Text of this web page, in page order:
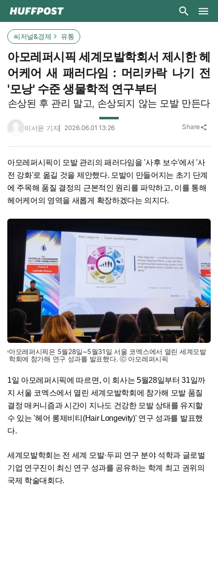
씨저널&경제 유통
아모레퍼시픽 세계모발학회서 제시한 헤
어케어 새 패러다임 : 머리카락 나기 전
'모낭' 수준 생물학적 연구부터
손상된 후 관리 말고, 손상되지 않는 모발 만든다
이서윤 기자 2026.06.01 13:26 Share share
아모레퍼시픽이 모발 관리의 패러다임을 '사후 보수'에서 '사
전 강화'로 옮길 것을 제안했다. 모발이 만들어지는 초기 단계
에 주목해 품질 결정의 근본적인 원리를 파악하고, 이를 통해
헤어케어의 영역을 새롭게 확장하겠다는 의지다.
아모레퍼시픽은 5월28일~5월31일 서울 코엑스에서 열린 세계모발
학회에 참가해 연구 성과를 발표했다. ⓒ 아모레퍼시픽
1일 아모레퍼시픽에 따르면, 이 회사는 5월28일부터 31일까
지 서울 코엑스에서 열린 세계모발학회에 참가해 모발 품질
결정 매커니즘과 시간이 지나도 건강한 모발 상태를 유지할
수 있는 '헤어 롱제비티(Hair Longevity)' 연구 성과를 발표했
다.
세계모발학회는 전 세계 모발·두피 연구 분야 석학과 글로벌
기업 연구진이 최신 연구 성과를 공유하는 학계 최고 권위의
국제 학술대회다.